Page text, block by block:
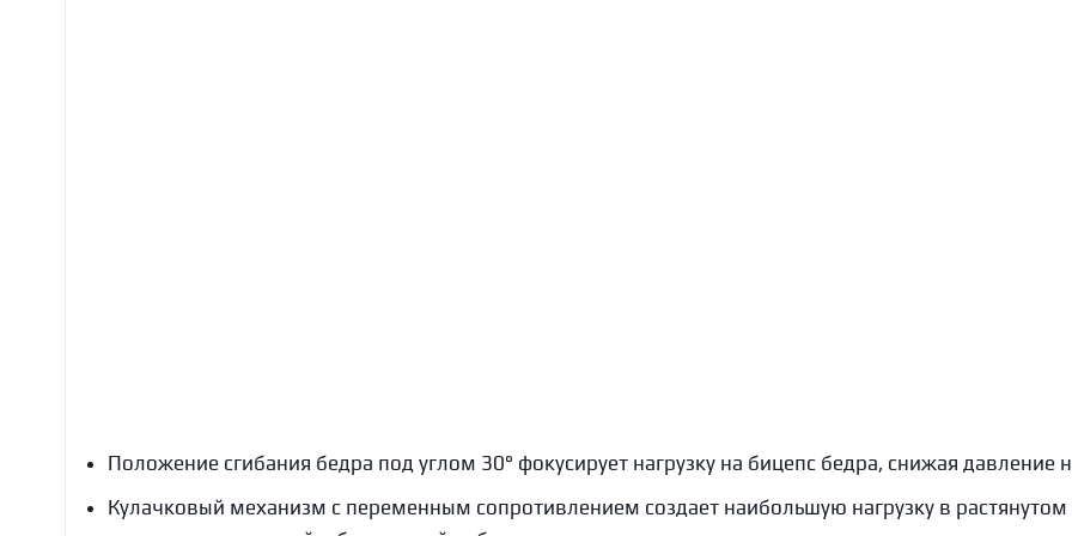
Положение сгибания бедра под углом 30° фокусирует нагрузку на бицепс бедра, снижая давление
Кулачковый механизм с переменным сопротивлением создает наибольшую нагрузку в